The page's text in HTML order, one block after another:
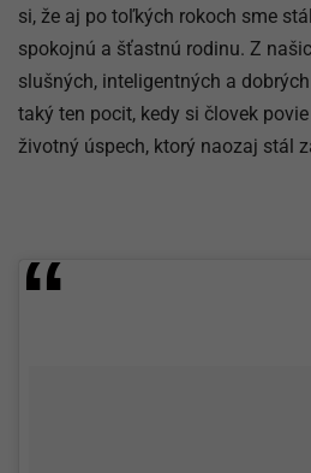
si, že aj po toľkých rokoch sme
spokojnú a šťastnú rodinu. Z
slušných, inteligentných a
taký ten pocit, kedy si človek
životný úspech, ktorý naozaj stál